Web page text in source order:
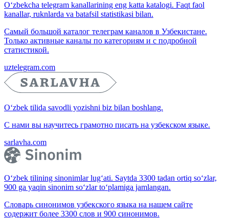
O‘zbekcha telegram kanallarining eng katta katalogi. Faqt faol
kanallar, ruknlarda va batafsil statistikasi bilan.
Самый большой каталог телеграм каналов в Узбекистане.
Только активные каналы по категориям и с подробной
статистикой.
uztelegram.com
O‘zbek tilida savodli yozishni biz bilan boshlang.
С нами вы научитесь грамотно писать на узбекском языке.
sarlavha.com
O‘zbek tilining sinonimlar lug‘ati. Saytda 3300 tadan ortiq so‘zlar,
900 ga yaqin sinonim so‘zlar to‘plamiga jamlangan.
Словарь синонимов узбекского языка на нашем сайте
содержит более 3300 слов и 900 синонимов.